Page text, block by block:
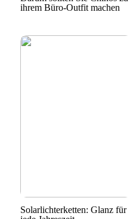
ihrem Büro-Outfit machen
Solarlichterketten: Glanz für